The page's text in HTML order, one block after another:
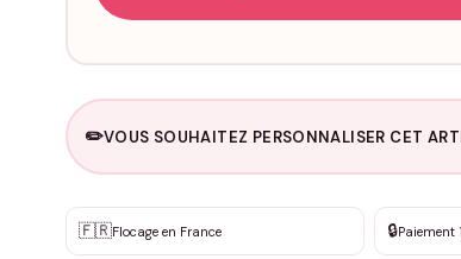
✏️VOUS SOUHAITEZ PERSONNALISER CET
✨ Personnalisation sur mesure
DEVIS GRATUIT · Personnalisation de 3 à 10€ selon la
🇫🇷Flocage en France 🔒Paiement